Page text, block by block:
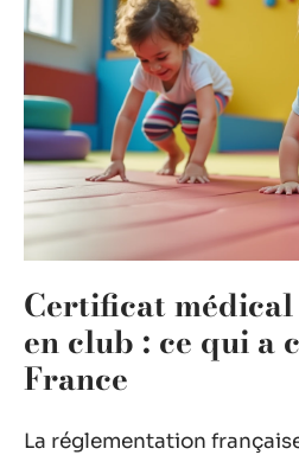
Certificat
en club : ce qui a
France
La réglementation